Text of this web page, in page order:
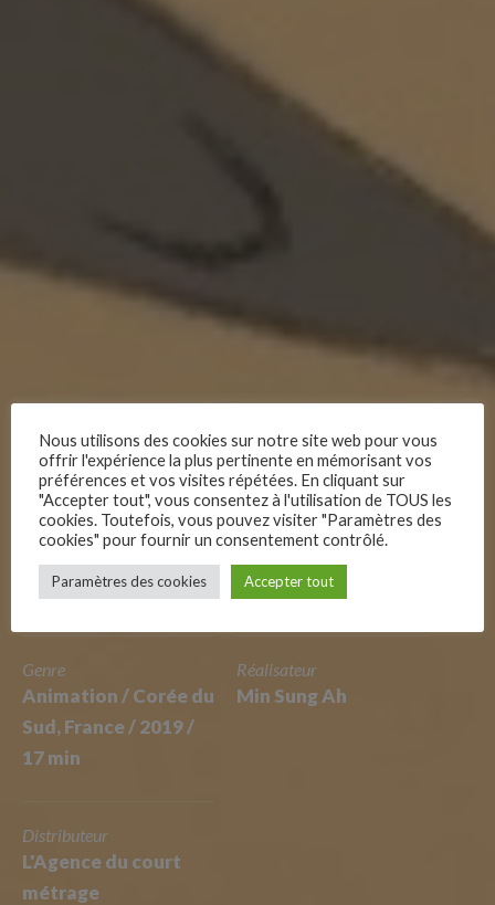
Follow Us
Boriya
Un été dans la campagne coréenne, Bori une fillette de 7 ans,
s’ennuie dans la ferme familiale. Tout le monde est occupé
sauf elle, car c’est la saison des récoltes. Elle cherche
désespérément quelqu’un avec qui jouer, mais rien ne se
passe comme elle l’avait imaginé.
Genre
Animation / Corée du
Sud, France / 2019 /
17 min
Réalisateur
Min Sung Ah
Distributeur
L'Agence du court
métrage
Nous utilisons des cookies sur notre site web pour vous
offrir l'expérience la plus pertinente en mémorisant vos
préférences et vos visites répétées. En cliquant sur
"Accepter tout", vous consentez à l'utilisation de TOUS les
cookies. Toutefois, vous pouvez visiter "Paramètres des
cookies" pour fournir un consentement contrôlé.
Paramètres des cookies Accepter tout